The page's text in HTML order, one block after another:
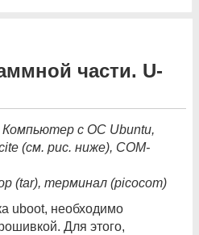
части. U-
Компьютер с ОС Ubuntu,
(см. рис. ниже), COM-
(tar), терминал (picocom)
uboot, необходимо
Для этого,